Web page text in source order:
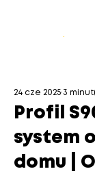
.
Profil
system
domu |
24 cze 2025 3